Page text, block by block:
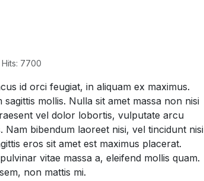
Hits: 7700
id orci feugiat, in aliquam ex maximus.
sagittis mollis. Nulla sit amet massa non nisi
vel dolor lobortis, vulputate arcu
Nam bibendum laoreet nisi, vel tincidunt nisi
eros sit amet est maximus placerat.
vitae massa a, eleifend mollis quam.
non mattis mi.